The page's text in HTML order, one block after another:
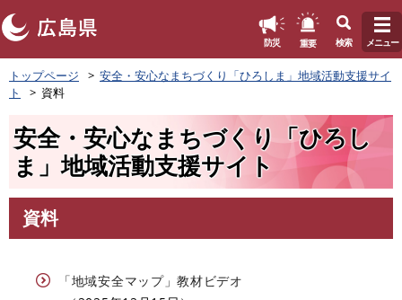
ペ
ー
ジ
す
防災 重要 検索 メニュー
トップページ
安全・安心なまちづくり「ひろしま」地域活動支援サイ
ト
資料
安全・安心なまちづくり「ひろし
ま」地域活動支援サイト
文
資料
「地域安全マップ」教材ビデオ